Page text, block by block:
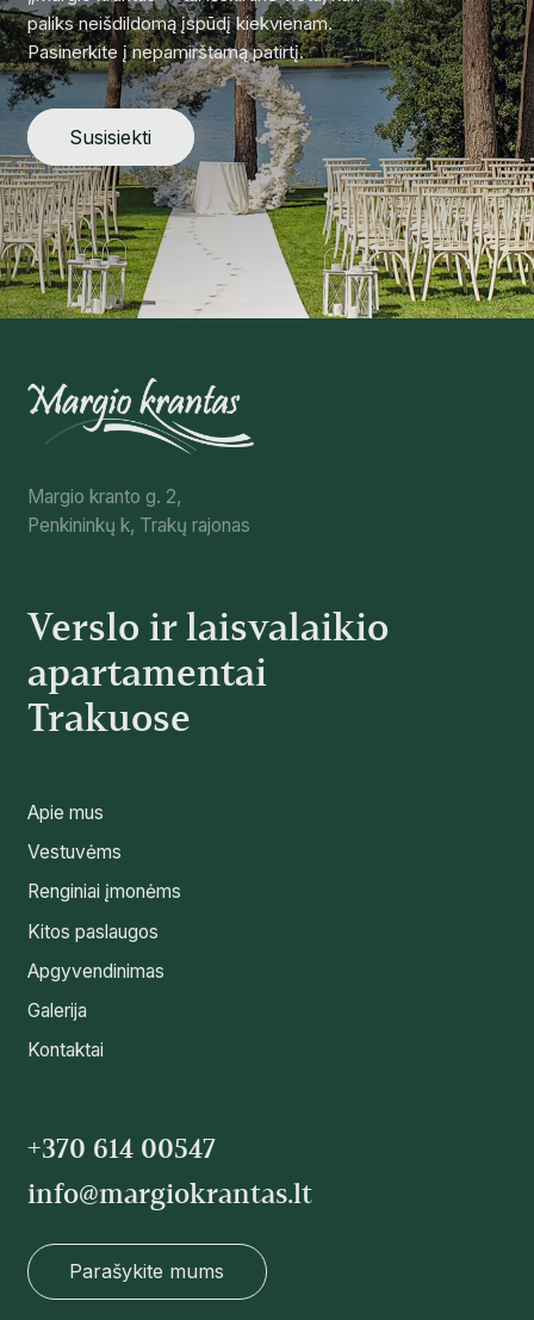
paliks neišdildomą įspūdį kiekvienam.
Pasinerkite į nepamirštamą patirtį.
Susisiekti
Margio kranto g. 2,
Penkininkų k, Trakų rajonas
Verslo ir laisvalaikio
apartamentai
Trakuose
Apie mus
Vestuvėms
Renginiai įmonėms
Kitos paslaugos
Apgyvendinimas
Galerija
Kontaktai
+370 614 00547
info@margiokrantas.lt
Parašykite mums